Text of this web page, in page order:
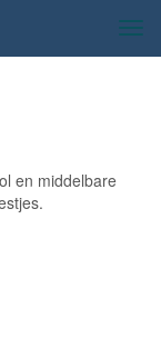
en middelbare